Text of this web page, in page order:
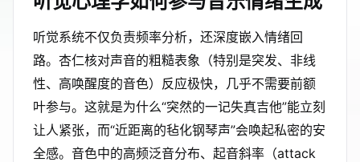
听觉系统不仅负责频率分析，还深度嵌入情绪回
路。杏仁核对声音的粗糙表象（特别是突发、非线
性、高唤醒度的音色）反应极快，几乎不需要前额
叶参与。这就是为什么“突然的一记失真吉他”能立刻
让人紧张，而“近距离的毡化钢琴声”会唤起私密的安
全感。音色中的高频泛音分布、起音斜率（attack